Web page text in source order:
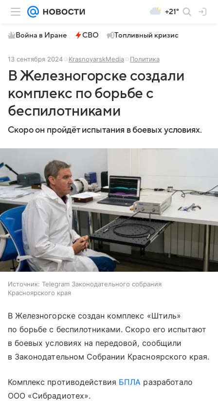
+21°
Война в Иране СВО Топливный кризис
13 сентября 2024 KrasnoyarskMedia Политика
В Железногорске создали
комплекс по борьбе с
беспилотниками
Скоро он пройдёт испытания в боевых условиях.
Источник: Telegram Законодательного собрания
Красноярского края
В Железногорске создан комплекс «Штиль»
по борьбе с беспилотниками. Скоро его испытают
в боевых условиях на передовой, сообщили
в Законодательном Собрании Красноярского края.
Комплекс противодействия БПЛА разработало
ООО «Сибрадиотех».